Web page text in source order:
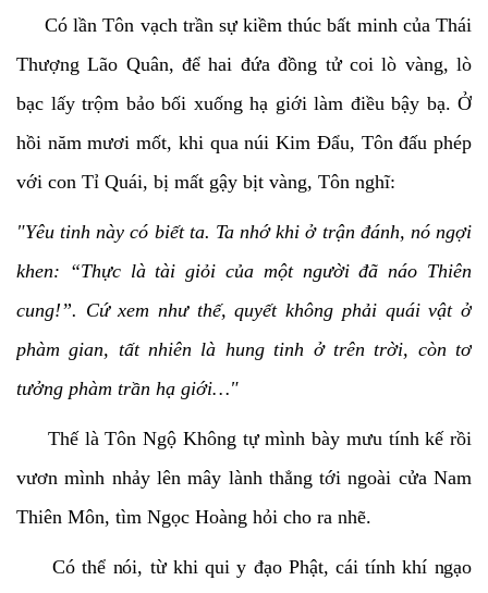
Có lần Tôn vạch trần sự kiềm thúc bất minh của Thái
Thượng Lão Quân, để hai đứa đồng tử coi lò vàng, lò
bạc lấy trộm bảo bối xuống hạ giới làm điều bậy bạ. Ở
hồi năm mươi mốt, khi qua núi Kim Đẩu, Tôn đấu phép
với con Tỉ Quái, bị mất gậy bịt vàng, Tôn nghĩ:
"Yêu tinh này có biết ta. Ta nhớ khi ở trận đánh, nó ngợi
khen: “Thực là tài giỏi của một người đã náo Thiên
cung!”. Cứ xem như thế, quyết không phải quái vật ở
phàm gian, tất nhiên là hung tinh ở trên trời, còn tơ
tưởng phàm trần hạ giới…"
Thế là Tôn Ngộ Không tự mình bày mưu tính kế rồi
vươn mình nhảy lên mây lành thẳng tới ngoài cửa Nam
Thiên Môn, tìm Ngọc Hoàng hỏi cho ra nhẽ.
Có thể nói, từ khi qui y đạo Phật, cái tính khí ngạo